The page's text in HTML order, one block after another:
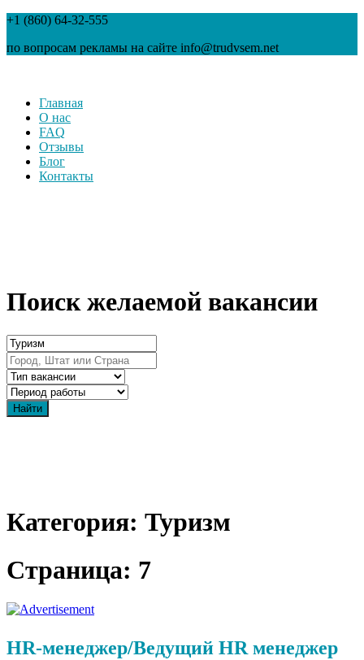
+1 (860) 64-32-555
по вопросам рекламы на сайте info@trudvsem.net
Главная
О нас
FAQ
Отзывы
Блог
Контакты
Поиск желаемой вакансии
Категория: Туризм
Страница: 7
HR‑менеджер/Ведущий HR менеджер